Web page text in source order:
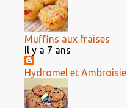
Muffins aux fraises
Il y a 7 ans
Hydromel et Ambroisie